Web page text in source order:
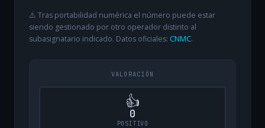
⚠️ Tras portabilidad numérica el número puede estar
siendo gestionado por otro operador distinto al
subasignatario indicado. Datos oficiales: CNMC.
VALORACIÓN
👍
0
POSITIVO